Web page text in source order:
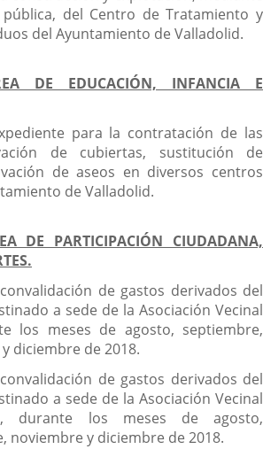
del Centro de Tratamiento y
del Ayuntamiento de Valladolid.
DE EDUCACIÓN, INFANCIA E
para la contratación de las
de cubiertas, sustitución de
de aseos en diversos centros
de Valladolid.
DE PARTICIPACIÓN CIUDADANA,
de gastos derivados del
a sede de la Asociación Vecinal
los meses de agosto, septiembre,
diciembre de 2018.
de gastos derivados del
a sede de la Asociación Vecinal
durante los meses de agosto,
noviembre y diciembre de 2018.